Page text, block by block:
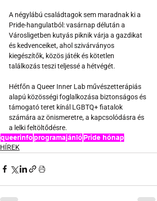
A négylábú családtagok sem maradnak ki a
Pride-hangulatból: vasárnap délután a
Városligetben kutyás piknik várja a gazdikat
és kedvenceiket, ahol szivárványos
kiegészítők, közös játék és kötetlen
találkozás teszi teljessé a hétvégét.
Hétfőn a Queer Inner Lab művészetterápiás
alapú közösségi foglalkozása biztonságos és
támogató teret kínál LGBTQ+ fiatalok
számára az önismeretre, a kapcsolódásra és
a lelki feltöltődésre.
queerinfoprogramajánló Pride hónap
HÍREK